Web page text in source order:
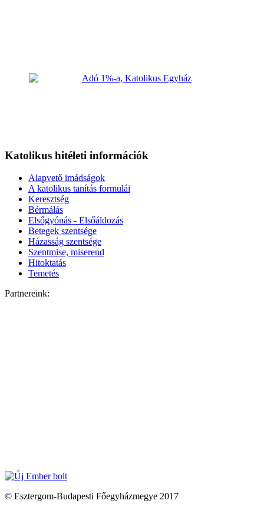
Katolikus hitéleti információk
Alapvető imádságok
A katolikus tanítás formulái
Keresztség
Bérmálás
Elsőgyónás - Elsőáldozás
Betegek szentsége
Házasság szentsége
Szentmise, miserend
Hitoktatás
Temetés
Partnereink:
© Esztergom-Budapesti Főegyházmegye 2017